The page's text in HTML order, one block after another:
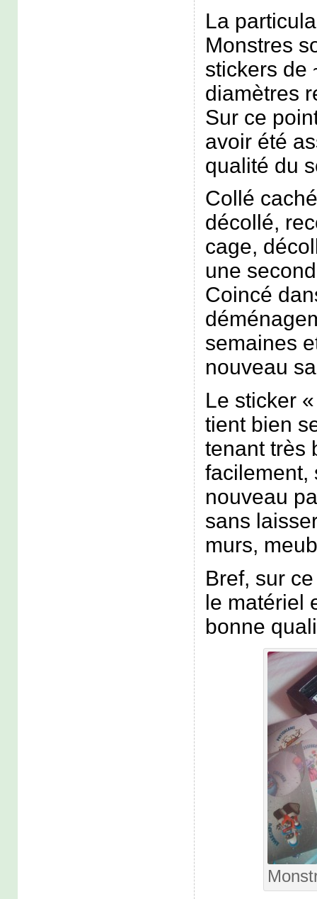
La
Monstres
stickers de
diamètres
Sur ce
avoir été
qualité du
Collé
décollé,
cage,
une
Coincé
semaines
nouveau
Le sticker
tient bien
tenant très
facilement,
nouveau
sans
murs,
Bref, sur
le matériel
bonne